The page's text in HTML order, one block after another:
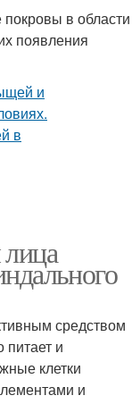
в области
появления
средством
и
клетки
и